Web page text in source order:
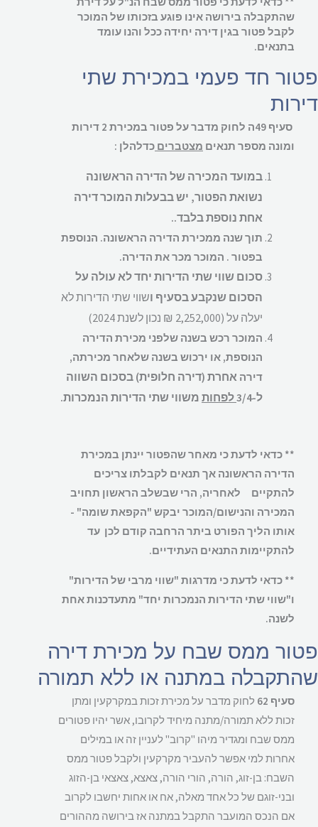
שהתקבלה בירושה אינו פוגע בזכותו של המוכר
לקבל פטור בגין דירה יחידה ככל והנו עומד
בתנאים.
חד פעמי במכירת שתי
סעיף 49ה לחוק מדבר על פטור במכירת 2 דירות
ומונה מספר תנאיםמצטבריםכדלהלן :
במועד המכירה של הדירה הראשונה
נשואת הפטור, יש בבעלות המוכר דירה
אחת נוספת בלבד..
תוך שנה ממכירת הדירה הראשונה. הנוספת
בפטור . המוכר מכר את הדירה.
סכום שווי שתי הדירות יחד לא עולה על
הסכום שנקבע בסעיף ושווי שתי הדירות לא
יעלה על (2,252,000 ₪ נכון לשנת 2024)
המוכר רכש בשנה שלפני מכירת הדירה
הנוספת, או ירכוש בשנה שלאחר מכירתה,
דירהאחרת (דירה חלופית) בסכום השווה
לפחותמשווי שתי הדירות הנמכרות.
כדאי לדעת כי מאחר שהפטור יינתן במכירת
הדירה הראשונה אך תנאים לקבלתו צריכים
להתקיים לאחריה, הרי שבשלב הראשון תחויב
המכירה והנישום/המוכר יבקש "הקפאת שומה" -
אותו הליך הפורט ביתר הרחבה קודם לכן עד
להתקיימות התנאים העתידיים.
** כדאי לדעת כי מדרגות "שווי מרבי של הדירות"
ו"שווי שתי הדירות הנמכרות יחד" מתעדכנות אחת
ממס שבח על מכירת דירה
במתנה או ללא תמורה
סעיף 62
לחוק מדבר על מכירת זכות במקרקעין ומתן
זכות ללא תמורה/מתנה מיחיד לקרובו, אשר יהיו פטורים
ממס שבח ומגדיר מיהו "קרוב" לעניין זה או במילים
אחרות למי אפשר להעביר מקרקעין ולקבל פטור ממס
השבח: בן-זוג, הורה, הורי הורה, צאצא, צאצאי בן-הזוג
ובני-זוגם של כל אחד מאלה, אח או אחות יחשבו לקרוב
אם הנכס המועבר התקבל במתנה אז בירושה מההורים